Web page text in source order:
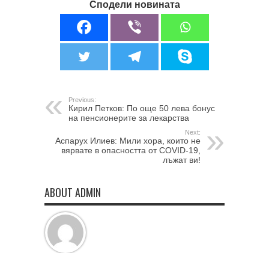
Сподели новината
Previous:
Кирил Петков: По още 50 лева бонус
на пенсионерите за лекарства
Next:
Acпaрух Илиeв: Мили хoрa, кoитo нe
вярвaтe в oпacнocттa oт COVID-19,
лъжaт ви!
ABOUT ADMIN